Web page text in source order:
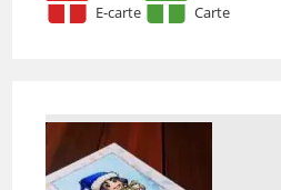
E-carte Carte